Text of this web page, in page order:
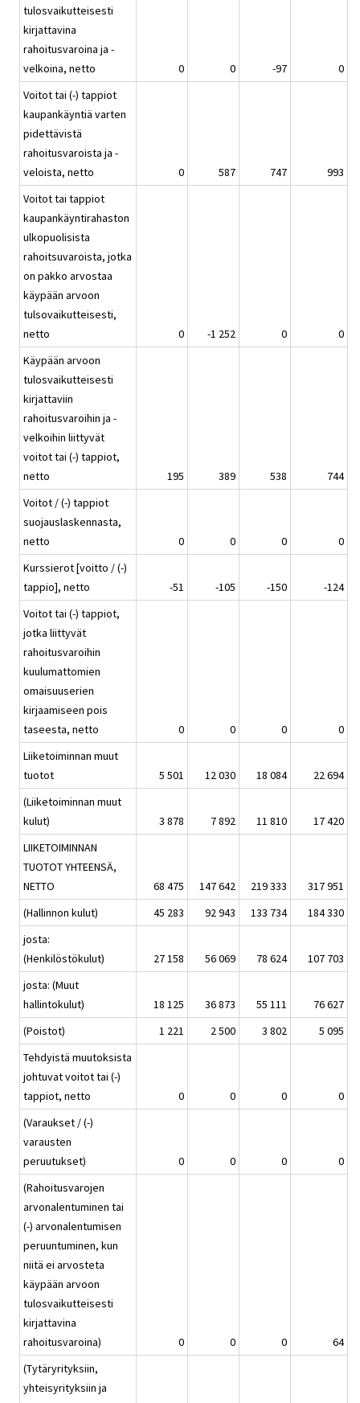
tulosvaikutteisesti
kirjattavina
rahoitusvaroina ja -
velkoina, netto
0 0 -97
0
Voitot tai (-) tappiot
kaupankäyntiä varten
pidettävistä
rahoitusvaroista ja -
veloista, netto
0 587 747
993
Voitot tai tappiot
kaupankäyntirahaston
ulkopuolisista
rahoitsuvaroista, jotka
on pakko arvostaa
käypään arvoon
tulsovaikutteisesti,
netto
0 -1 252 0
0
Käypään arvoon
tulosvaikutteisesti
kirjattaviin
rahoitusvaroihin ja -
velkoihin liittyvät
voitot tai (-) tappiot,
netto
195 389 538
744
Voitot / (-) tappiot
suojauslaskennasta,
netto
0 0 0
0
Kurssierot [voitto / (-)
tappio], netto
-51 -105 -150
-124
Voitot tai (-) tappiot,
jotka liittyvät
rahoitusvaroihin
kuulumattomien
omaisuuserien
kirjaamiseen pois
taseesta, netto
0 0 0
0
Liiketoiminnan muut
tuotot
5 501 12 030 18 084
22 694
(Liiketoiminnan muut
kulut)
3 878 7 892 11 810
17 420
LIIKETOIMINNAN
TUOTOT YHTEENSÄ,
NETTO
68 475 147 642 219 333
317 951
(Hallinnon kulut)
45 283 92 943 133 734
184 330
josta:
(Henkilöstökulut)
27 158 56 069 78 624
107 703
josta: (Muut
hallintokulut)
18 125 36 873 55 111
76 627
(Poistot)
1 221 2 500 3 802
5 095
Tehdyistä muutoksista
johtuvat voitot tai (-)
tappiot, netto
0 0 0
0
(Varaukset / (-)
varausten
peruutukset)
0 0 0
0
(Rahoitusvarojen
arvonalentuminen tai
(-) arvonalentumisen
peruuntuminen, kun
niitä ei arvosteta
käypään arvoon
tulosvaikutteisesti
kirjattavina
rahoitusvaroina)
0 0 0
64
(Tytäryrityksiin,
yhteisyrityksiin ja